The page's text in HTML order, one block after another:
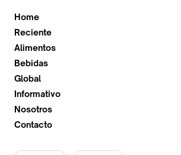
Home
Reciente
Alimentos
Bebidas
Global
Informativo
Nosotros
Contacto